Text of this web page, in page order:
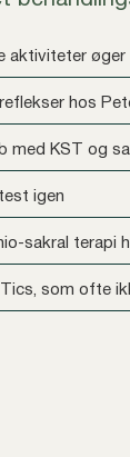
aktiviteter øger
hos
med KST og
igen
sakral terapi
som ofte